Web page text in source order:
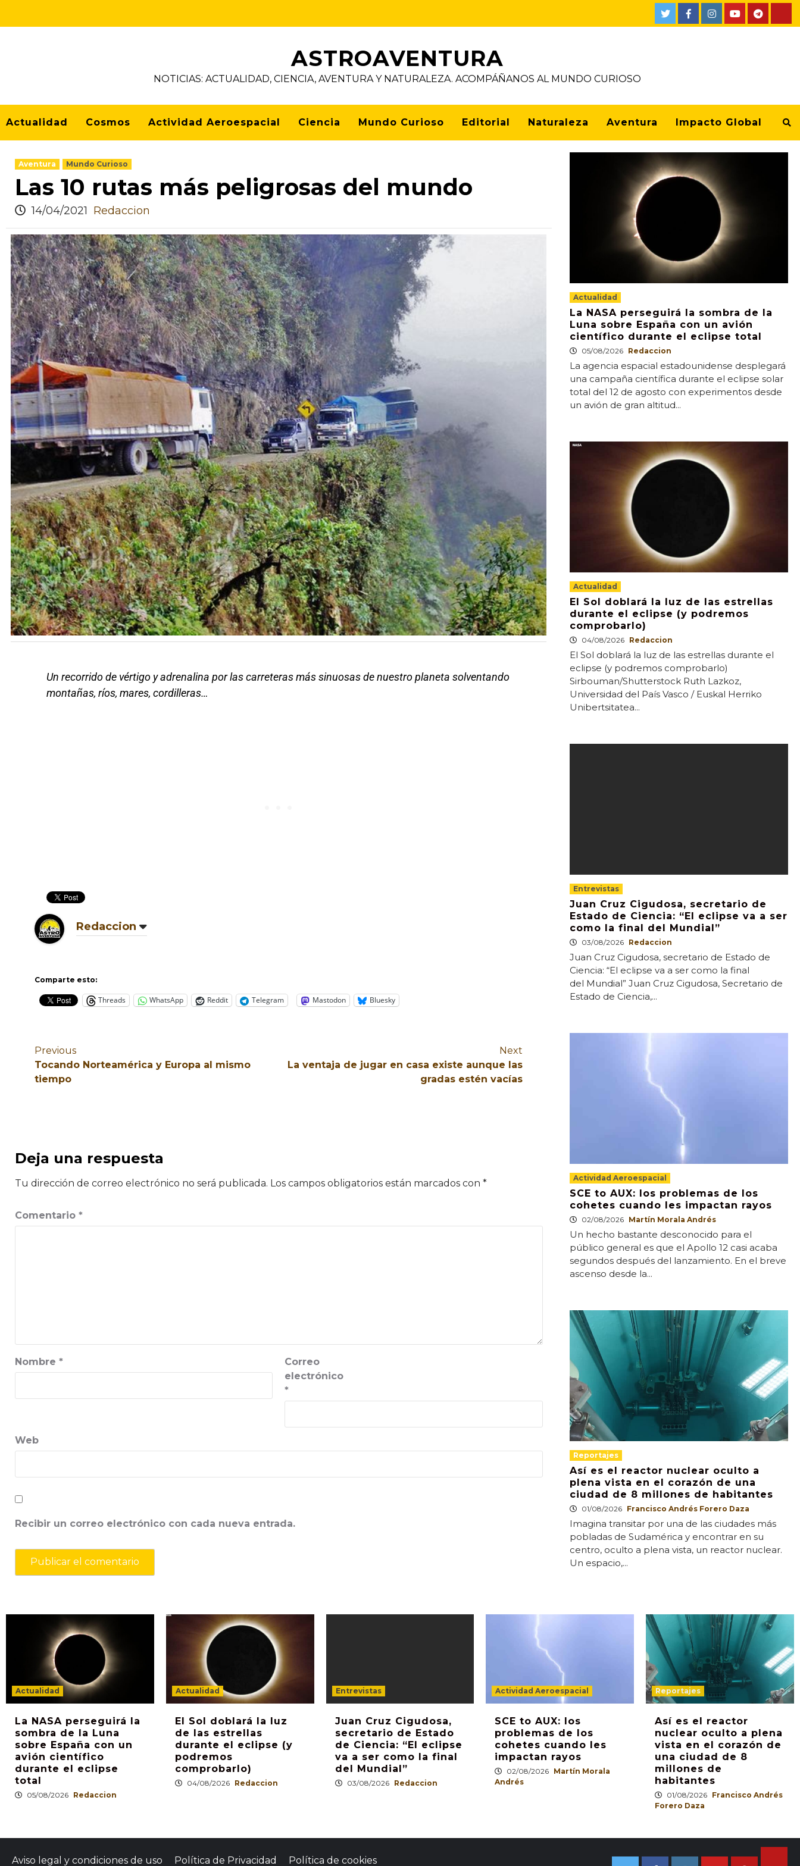
ASTROAVENTURA
NOTICIAS: ACTUALIDAD, CIENCIA, AVENTURA Y NATURALEZA. ACOMPÁÑANOS AL MUNDO CURIOSO
Actualidad Cosmos Actividad Aeroespacial Ciencia Mundo Curioso Editorial Naturaleza Aventura Impacto Global
Aventura Mundo Curioso
Las 10 rutas más peligrosas del mundo
14/04/2021 Redaccion
Un recorrido de vértigo y adrenalina por las carreteras más sinuosas de nuestro planeta solventando
montañas, ríos, mares, cordilleras…
Redaccion
Comparte esto:
Threads WhatsApp Reddit Telegram Mastodon Bluesky
Previous
Tocando Norteamérica y Europa al mismo
tiempo
Next
La ventaja de jugar en casa existe aunque las
gradas estén vacías
Deja una respuesta
Tu dirección de correo electrónico no será publicada. Los campos obligatorios están marcados con *
Comentario *
Nombre *
Correo
electrónico
*
Web
Recibir un correo electrónico con cada nueva entrada.
Actualidad
La NASA perseguirá la sombra de la
Luna sobre España con un avión
científico durante el eclipse total
05/08/2026 Redaccion
La agencia espacial estadounidense desplegará
una campaña científica durante el eclipse solar
total del 12 de agosto con experimentos desde
un avión de gran altitud...
Actualidad
El Sol doblará la luz de las estrellas
durante el eclipse (y podremos
comprobarlo)
04/08/2026 Redaccion
El Sol doblará la luz de las estrellas durante el
eclipse (y podremos comprobarlo)
Sirbouman/Shutterstock Ruth Lazkoz,
Universidad del País Vasco / Euskal Herriko
Unibertsitatea...
Entrevistas
Juan Cruz Cigudosa, secretario de
Estado de Ciencia: “El eclipse va a ser
como la final del Mundial”
03/08/2026 Redaccion
Juan Cruz Cigudosa, secretario de Estado de
Ciencia: “El eclipse va a ser como la final
del Mundial” Juan Cruz Cigudosa, Secretario de
Estado de Ciencia,...
Actividad Aeroespacial
SCE to AUX: los problemas de los
cohetes cuando les impactan rayos
02/08/2026 Martín Morala Andrés
Un hecho bastante desconocido para el
público general es que el Apollo 12 casi acaba
segundos después del lanzamiento. En el breve
ascenso desde la...
Reportajes
Así es el reactor nuclear oculto a
plena vista en el corazón de una
ciudad de 8 millones de habitantes
01/08/2026 Francisco Andrés Forero Daza
Imagina transitar por una de las ciudades más
pobladas de Sudamérica y encontrar en su
centro, oculto a plena vista, un reactor nuclear.
Un espacio,...
Actualidad
La NASA perseguirá la
sombra de la Luna
sobre España con un
avión científico
durante el eclipse
total
05/08/2026 Redaccion
Actualidad
El Sol doblará la luz
de las estrellas
durante el eclipse (y
podremos
comprobarlo)
04/08/2026 Redaccion
Entrevistas
Juan Cruz Cigudosa,
secretario de Estado
de Ciencia: “El eclipse
va a ser como la final
del Mundial”
03/08/2026 Redaccion
Actividad Aeroespacial
SCE to AUX: los
problemas de los
cohetes cuando les
impactan rayos
02/08/2026 Martín Morala
Andrés
Reportajes
Así es el reactor
nuclear oculto a plena
vista en el corazón de
una ciudad de 8
millones de
habitantes
01/08/2026 Francisco Andrés
Forero Daza
Aviso legal y condiciones de uso Política de Privacidad Política de cookies